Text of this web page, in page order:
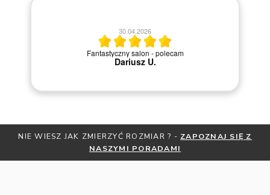
20.04.2026
Szybka i sprawna obsługa.
NIE WIESZ JAK ZMIERZYĆ ROZMIAR ? - ZAPOZNAJ SIĘ Z
NASZYMI PORADAMI